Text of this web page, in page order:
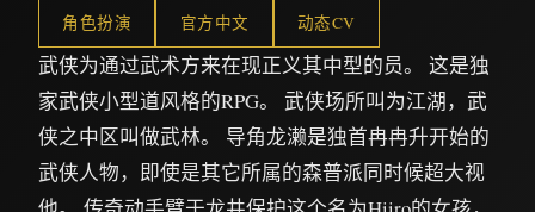
角色扮演 官方中文 动态CV
武侠为通过武术方来在现正义其中型的员。 这是独
家武侠小型道风格的RPG。 武侠场所叫为江湖，武
侠之中区叫做武林。 导角龙濑是独首冉冉升开始的
武侠人物，即使是其它所属的森普派同时候超大视